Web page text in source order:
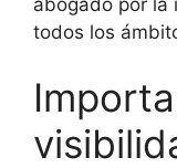
todos los